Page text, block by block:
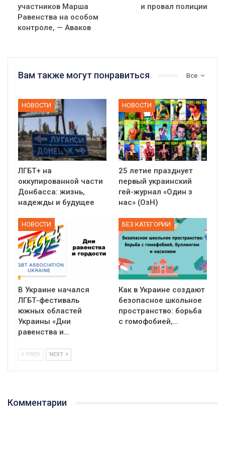
участников Марша
Равенства на особом
контроле, — Аваков
и провал полиции
Все
Вам также могут понравиться
НОВОСТИ
ЛГБТ+ на
оккупированной части
Донбасса: жизнь,
надежды и будущее
НОВОСТИ
25 летие празднует
первый украинский
гей-журнал «Один з
нас» (ОзН)
НОВОСТИ
В Украине начался
ЛГБТ-фестиваль
южных областей
Украины «Дни
равенства и…
БЕЗ КАТЕГОРИИ
Как в Украине создают
безопасное школьное
пространство: борьба
с гомофобией,…
PREV NEXT
Комментарии